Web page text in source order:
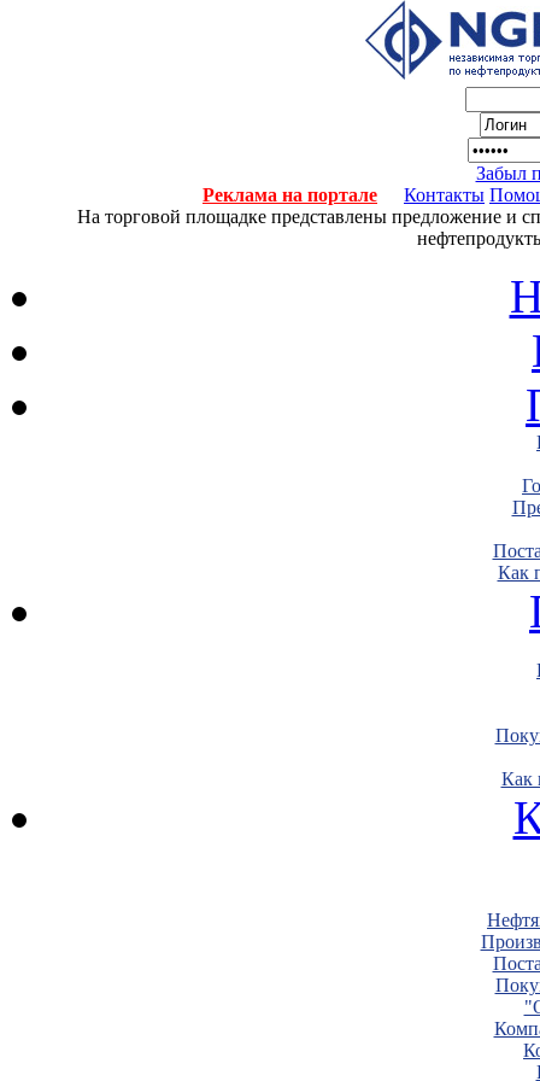
Забыл
Реклама на портале
Контакты
На торговой площадке представлены предложение и
Как
Как